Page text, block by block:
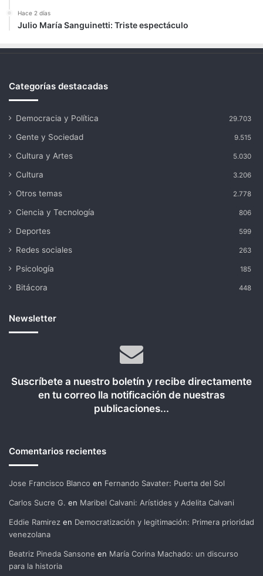
Hace 2 días
Julio María Sanguinetti: Triste espectáculo
Categorías destacadas
Democracia y Política 29.703
Gente y Sociedad 9.515
Cultura y Artes 5.030
Cultura 3.206
Otros temas 2.778
Ciencia y Tecnología 806
Deportes 599
Redes sociales 263
Psicología 185
Bitácora 448
Newsletter
Suscríbete a nuestro boletín y recibe directamente
en tu correo lla notificación de nuestras
publicaciones...
Comentarios recientes
Jose Francisco Blanco en Fernando Savater: Puerta del Sol
Carlos Sucre G. en Maribel Calvani: Arístides y Adelita Calvani
Eddie Ramirez en Democratización y legitimación: Primera prioridad
venezolana
Beatriz Pineda Sansone en María Corina Machado: un discurso
para la historia